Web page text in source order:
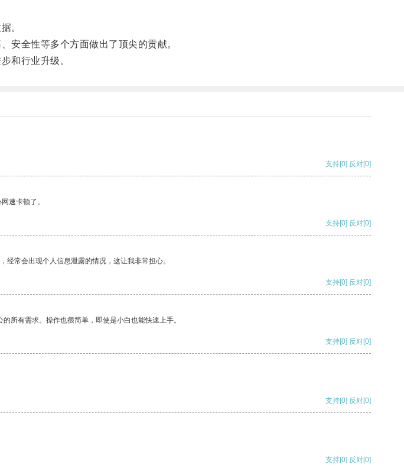
。
全性等多个方面做出了顶尖的贡献。
和行业升级。
支持[0] 反对[0]
速卡顿了。
支持[0] 反对[0]
常会出现个人信息泄露的情况，这让我非常担心。
支持[0] 反对[0]
所有需求。操作也很简单，即使是小白也能快速上手。
支持[0] 反对[0]
支持[0] 反对[0]
支持[0] 反对[0]